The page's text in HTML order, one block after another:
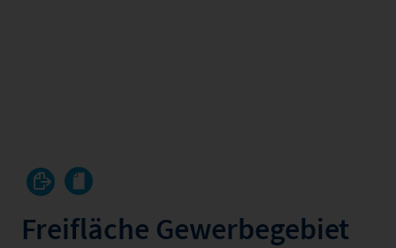
Freifläche Gewerbegebiet